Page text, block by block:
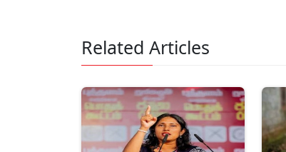
Related Articles